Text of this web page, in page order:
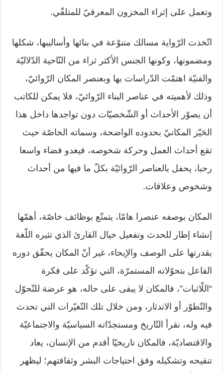
وتعمل على إثراء المخزون المعرفيّ للمتلقّي.
اتّخذت الرّواية مسالك متنوّعة في بنائها وأساليبها، شكلها
ومضمونها، وكونها الجنس الأكثر ثراء من النّاحية الدّلاليّة
والفنيّة اهتمّت الدّراسات بها وبعنصر المكان الرّوائيّ،
وذلك لأهميته في عناصر البناء الرّوائيّ، فلا يمكن للكاتب
أن يصوّر الأحداث أو الشّخصيّات دون تواجدها داخل هذا
الحَيّز المكانيّ بحدوده الواضحة، وسماته الخاصّة حيث
تقع أحداث العمل وحركة شخوصه، فيغدو فضاء واسعا
رحبا، يحفل بالعناصر الرّوائيّة بكلّ ما فيها من أحداث
وشخوص وعلاقات.
المكان بوصفه عنصرا هامّا، يتمتّع بوظائف خاصّة، أهمّها
إنشاء إطار للحدث وتفعيل خيال القارئ الذي تثيره اللّغة
بقدرتها على الوصف والإيحاء، غير أنّ المكان يحقّق دوره
الفاعل بتحوّلاته المستمرّة، التي تؤكّد على فكرة
“اللّاثبات”، فالمكان لا يبقى على حاله، هو عرضة للتّحوّل
والتّطوّر أو الاندثار، ومن خلال تلك التّغيّرات التي تحدث
فيه وله، نقرأ التّاريخ ومستجدّاته السياسيّة والاجتماعيّة
والاقتصاديّة، فالمكان تاريخيّا أقدم من الإنسان، يعاد
تنقيحه وتشكيله وفق احتياجات البشر وثقافتهم؛ ليظهر